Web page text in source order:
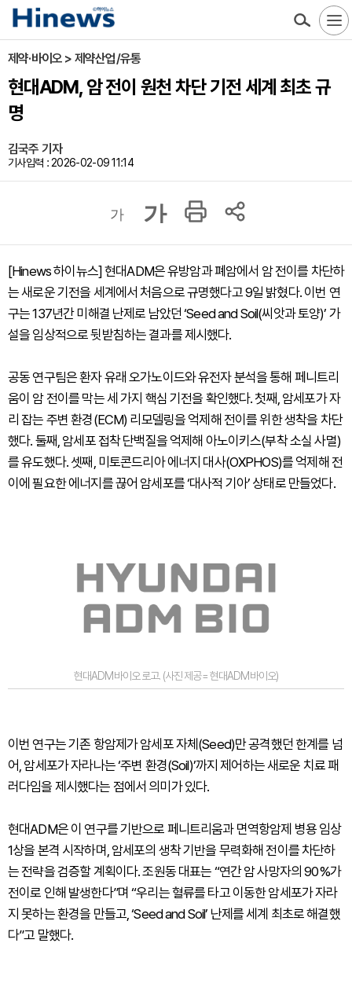
제약·바이오 > 제약산업/유통
현대ADM, 암 전이 원천 차단 기전 세계 최초 규
명
김국주 기자
기사입력 : 2026-02-09 11:14
가 가
[Hinews 하이뉴스] 현대ADM은 유방암과 폐암에서 암 전이를 차단하
는 새로운 기전을 세계에서 처음으로 규명했다고 9일 밝혔다. 이번 연
구는 137년간 미해결 난제로 남았던 ‘Seed and Soil(씨앗과 토양)’ 가
설을 임상적으로 뒷받침하는 결과를 제시했다.
공동 연구팀은 환자 유래 오가노이드와 유전자 분석을 통해 페니트리
움이 암 전이를 막는 세 가지 핵심 기전을 확인했다. 첫째, 암세포가 자
리 잡는 주변 환경(ECM) 리모델링을 억제해 전이를 위한 생착을 차단
했다. 둘째, 암세포 접착 단백질을 억제해 아노이키스(부착 소실 사멸)
를 유도했다. 셋째, 미토콘드리아 에너지 대사(OXPHOS)를 억제해 전
이에 필요한 에너지를 끊어 암세포를 ‘대사적 기아’ 상태로 만들었다.
현대ADM바이오 로고. (사진 제공= 현대ADM바이오)
이번 연구는 기존 항암제가 암세포 자체(Seed)만 공격했던 한계를 넘
어, 암세포가 자라나는 ‘주변 환경(Soil)’까지 제어하는 새로운 치료 패
러다임을 제시했다는 점에서 의미가 있다.
현대ADM은 이 연구를 기반으로 페니트리움과 면역항암제 병용 임상
1상을 본격 시작하며, 암세포의 생착 기반을 무력화해 전이를 차단하
는 전략을 검증할 계획이다. 조원동 대표는 “연간 암 사망자의 90%가
전이로 인해 발생한다”며 “우리는 혈류를 타고 이동한 암세포가 자라
지 못하는 환경을 만들고, ‘Seed and Soil’ 난제를 세계 최초로 해결했
다”고 말했다.